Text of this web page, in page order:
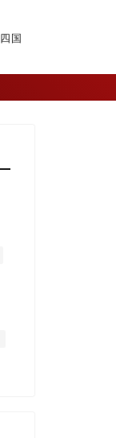
国